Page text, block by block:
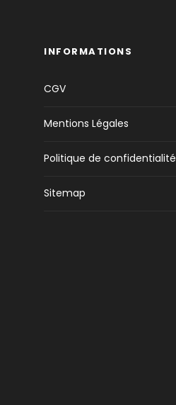
INFORMATIONS
CGV
Mentions Légales
Politique de confidentialité
Sitemap